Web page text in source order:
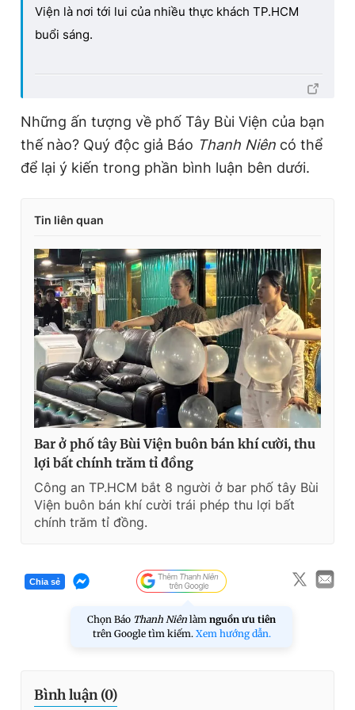
Viện là nơi tới lui của nhiều thực khách TP.HCM
buổi sáng.
Những ấn tượng về phố Tây Bùi Viện của bạn
thế nào? Quý độc giả Báo Thanh Niên có thể
để lại ý kiến trong phần bình luận bên dưới.
Tin liên quan
Bar ở phố tây Bùi Viện buôn bán khí cười, thu
lợi bất chính trăm tỉ đồng
Công an TP.HCM bắt 8 người ở bar phố tây Bùi
Viện buôn bán khí cười trái phép thu lợi bất
chính trăm tỉ đồng.
Chia sẻ
Chọn Báo Thanh Niên làm nguồn ưu tiên
trên Google tìm kiếm. Xem hướng dẫn.
Bình luận (0)